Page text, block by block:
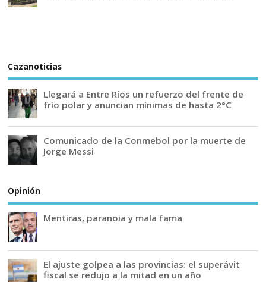
Cazanoticias
Llegará a Entre Ríos un refuerzo del frente de
frío polar y anuncian mínimas de hasta 2°C
Comunicado de la Conmebol por la muerte de
Jorge Messi
Opinión
Mentiras, paranoia y mala fama
El ajuste golpea a las provincias: el superávit
fiscal se redujo a la mitad en un año